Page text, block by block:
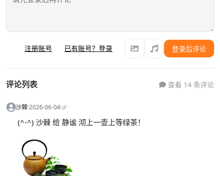
注册账号 已有账号？登录 登录后评论
评论列表 查看 14 条评论
沙棘·2026-06-04·
(^-^) 沙棘 给 静谧 沏上一壶上等绿茶！